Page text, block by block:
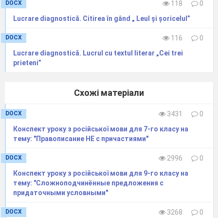
DOCX 118
0
Lucrare diagnostică. Citirea în gând „ Leul și șoricelul”
DOCX 116
0
Lucrare diagnostică. Lucrul cu textul literar „Cei trei
prieteni”
Схожі матеріали
DOCX 3431
0
Конспект уроку з російської мови для 7-го класу на
тему: "Правописание НЕ с причастиями"
DOCX 2996
0
Конспект уроку з російської мови для 9-го класу на
тему: "Сложноподчинённые предложения с
придаточными условными"
DOCX 3268 0